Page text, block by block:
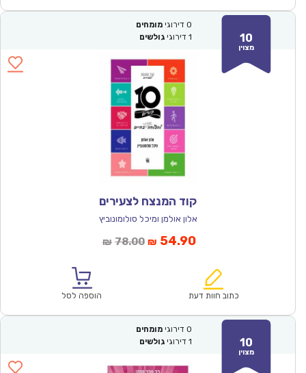
10
מצוין
0 דירוגי מומחים
1 דירוגי גולשים
קוד המנצח לצעירים
אלון אולמן ומיכל סולומונוביץ
₪ 78.00המחיר
₪78.00.
₪ 54.90המחיר
הוא:
כתוב חוות דעת הוספה לסל
10
מצוין
0 דירוגי מומחים
1 דירוגי גולשים